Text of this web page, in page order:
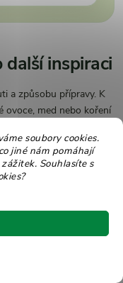
soubory cookies.
jiné nám pomáhají
Souhlasíte s
další inspiraci
a způsobu přípravy. K
ovoce, med nebo koření
bylinnými,